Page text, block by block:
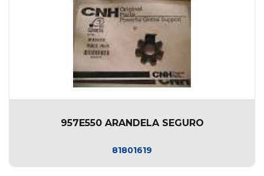
957E550 ARANDELA SEGURO
81801619